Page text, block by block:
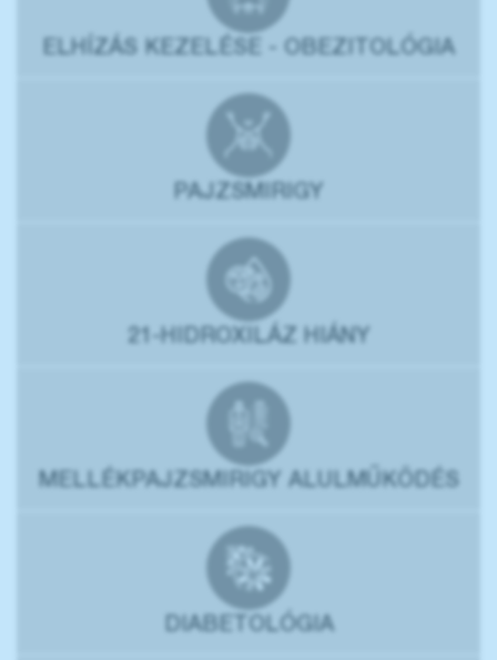
ELHÍZÁS KEZELÉSE - OBEZITOLÓGIA
PAJZSMIRIGY
21-HIDROXILÁZ HIÁNY
MELLÉKPAJZSMIRIGY ALULMŰKÖDÉS
DIABETOLÓGIA